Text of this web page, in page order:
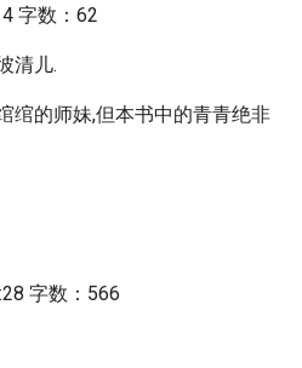
字数：62
清儿.
绾的师妹,但本书中的青青绝非
字数：566